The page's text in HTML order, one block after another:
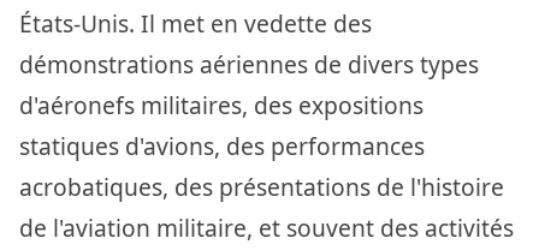
États-Unis. Il met en vedette des
démonstrations aériennes de divers types
d'aéronefs militaires, des expositions
statiques d'avions, des performances
acrobatiques, des présentations de l'histoire
de l'aviation militaire, et souvent des activités